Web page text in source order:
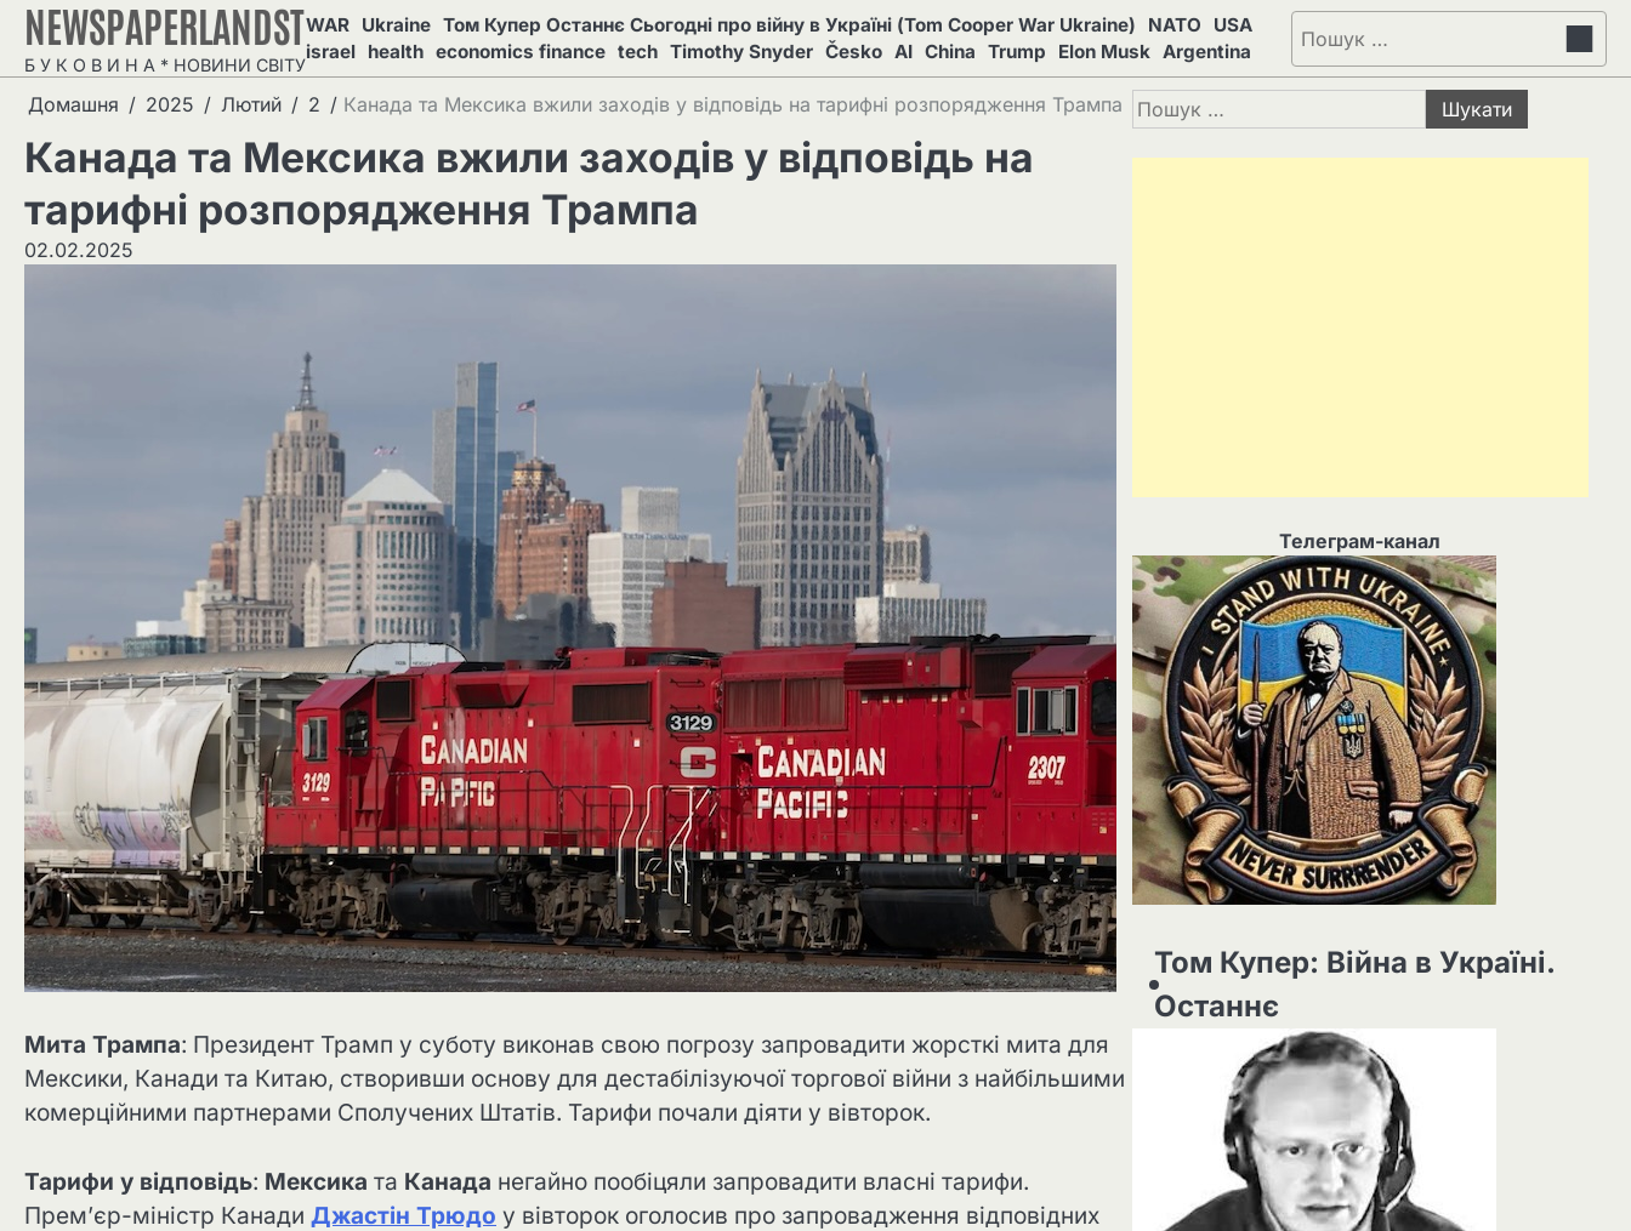
Перейти
вмісту
NEWSPAPERLANDST
Б У К О В И Н А * НОВИНИ СВІТУ
WAR Ukraine Том Купер Останнє Сьогодні про війну в Україні (Tom Cooper War Ukraine) NATO
USA
israel health economics finance tech Timothy Snyder Česko AI China Trump Elon Musk Argentina
Пошук:
Домашня 2025 Лютий 2 Канада та Мексика вжили заходів у відповідь на тарифні розпорядження Трампа
Канада та Мексика вжили заходів у відповідь на
тарифні розпорядження Трампа
02.02.2025
Мита Трампа: Президент Трамп у суботу виконав свою погрозу запровадити жорсткі мита для
Мексики, Канади та Китаю, створивши основу для дестабілізуючої торгової війни з найбільшими
комерційними партнерами Сполучених Штатів. Тарифи почали діяти у вівторок.
Тарифи у відповідь: Мексика та Канада негайно пообіцяли запровадити власні тарифи.
Прем’єр-міністр Канади Джастін Трюдо у вівторок оголосив про запровадження відповідних
Пошук:
Телеграм-канал
Том Купер: Війна в Україні.
Останнє